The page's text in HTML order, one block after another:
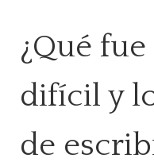
¿Qué
difícil y
de